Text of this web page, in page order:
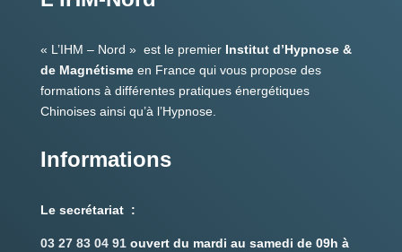
« L’IHM – Nord » est le premier Institut d’Hypnose &
de Magnétismeen France qui vous propose des
formations à différentes pratiques énergétiques
Chinoises ainsi qu’à l’Hypnose.
Informations
Le secrétariat :
03 27 83 04 91 ouvert du mardi au samedi de 09h à